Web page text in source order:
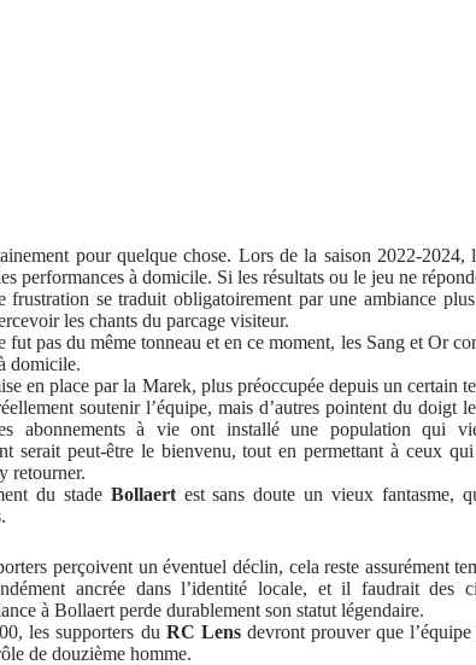
pour quelque chose. Lors de la saison 2022-2024,
performances à domicile. Si les résultats ou le jeu ne
frustration se traduit obligatoirement par une ambiance
les chants du parcage visiteur.
pas du même tonneau et en ce moment, les Sang et Or
domicile.
en place par la Marek, plus préoccupée depuis un certain
soutenir l’équipe, mais d’autres pointent du doigt
abonnements à vie ont installé une population qui
serait peut-être le bienvenu, tout en permettant à ceux
retourner.
du stade Bollaertest sans doute un vieux fantasme,
perçoivent un éventuel déclin, cela reste assurément
ancrée dans l’identité locale, et il faudrait des
à Bollaert perde durablement son statut légendaire.
les supporters du RC Lensdevront prouver que l’équipe
de douzième homme.